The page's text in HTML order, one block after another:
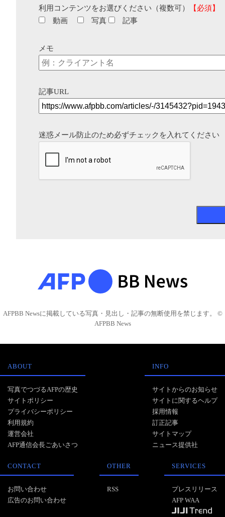
利用コンテンツをお選びください（複数可）
【必須】
動画
写真 記事
メモ
記事URL
迷惑メール防止のため必ずチェックを入れてください
AFPBB Newsに掲載している写真・見出し・記事の無断使用を禁じます。 ©
AFPBB News
ABOUT
写真でつづるAFPの歴史
サイトポリシー
プライバシーポリシー
利用規約
運営会社
AFP通信会長ごあいさつ
INFO
サイトからのお知らせ
サイトに関するヘルプ
採用情報
訂正記事
サイトマップ
ニュース提供社
CONTACT
お問い合わせ
広告のお問い合わせ
OTHER
RSS
SERVICES
プレスリリース
AFP WAA